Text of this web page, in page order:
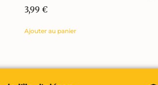
3,99 €
Ajouter au panier